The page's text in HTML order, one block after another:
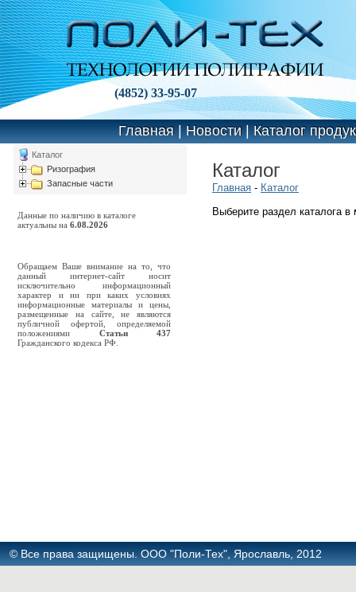
(4852) 33-95-07
Главная|Новости|Каталог
Каталог
Ризография
Запасные части
Данные по наличию в каталоге
актуальны на 6.08.2026
Обращаем Ваше внимание на то, что
данный интернет-сайт носит
исключительно информационный
характер и ни при каких условиях
информационные материалы и цены,
размещенные на сайте, не являются
публичной офертой, определяемой
положениями Статьи 437
Гражданского кодекса РФ.
Каталог
Главная - Каталог
Выберите раздел каталога
© Все права защищены. ООО "Поли-Тех", Ярославль, 2012